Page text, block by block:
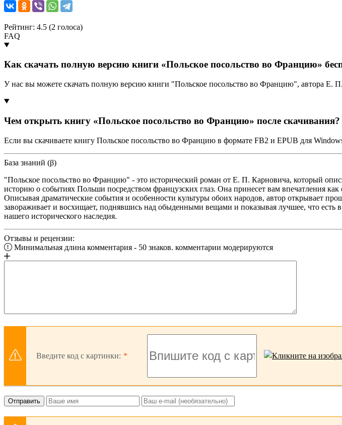
Рейтинг: 4.5 (2 голоса)
FAQ
Как скачать полную версию книги «Польское посольство во Францию»
У нас вы можете скачать полную версию книги "Польское посольство во Францию", автора
Чем открыть книгу «Польское посольство во Францию» после скачивания?
Если вы скачиваете книгу Польское посольство во Францию в формате FB2 и EPUB для
База знаний (β)
"Польское посольство во Францию" - это исторический роман от Е. П. Карновича, который
историю о событиях Польши посредством французских глаз. Она принесет вам впечатления
Описывая драматические события и особенности культуры обоих народов, автор открывает
завораживает и восхищает, поднявшись над обыденными вещами и показывая лучшее, что
нашего исторического наследия.
Отзывы и рецензии:
Минимальная длина комментария - 50 знаков. комментарии модерируются
Введите код с картинки:
Отправить